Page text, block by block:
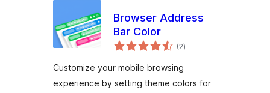
Browser Address
Bar Color
(2個
の
価
)
Customize your mobile browsing
experience by setting theme colors for